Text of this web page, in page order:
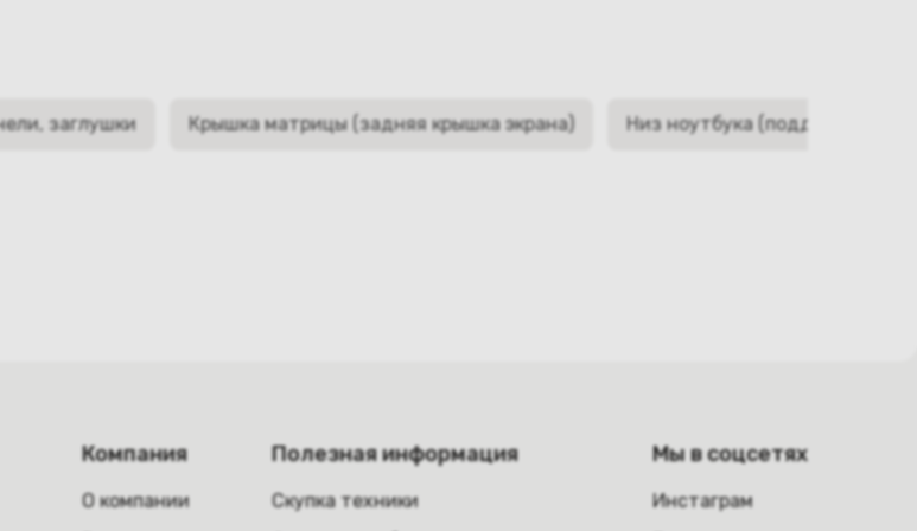
заглушки Крышка матрицы (задняя крышка экрана) Низ ноутбука (поддон,
Компания
О компании
Полезная информация
Скупка техники
Мы в соцсетях
Инстаграм